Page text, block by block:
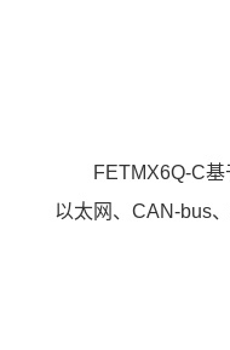
FETMX6Q-C基
以太网、CAN-bus